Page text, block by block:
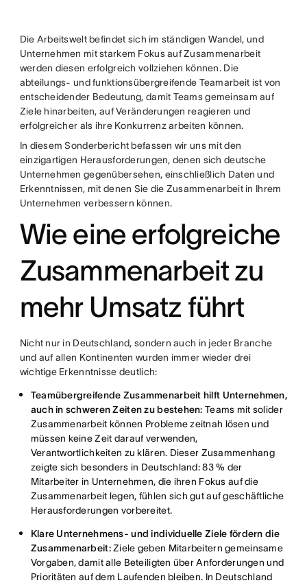
Die Arbeitswelt befindet sich im ständigen Wandel, und
Unternehmen mit starkem Fokus auf Zusammenarbeit
werden diesen erfolgreich vollziehen können. Die
abteilungs- und funktionsübergreifende Teamarbeit ist von
entscheidender Bedeutung, damit Teams gemeinsam auf
Ziele hinarbeiten, auf Veränderungen reagieren und
erfolgreicher als ihre Konkurrenz arbeiten können.
In diesem Sonderbericht befassen wir uns mit den
einzigartigen Herausforderungen, denen sich deutsche
Unternehmen gegenübersehen, einschließlich Daten und
Erkenntnissen, mit denen Sie die Zusammenarbeit in Ihrem
Unternehmen verbessern können.
Wie eine erfolgreiche
Zusammenarbeit zu
mehr Umsatz führt
Nicht nur in Deutschland, sondern auch in jeder Branche
und auf allen Kontinenten wurden immer wieder drei
wichtige Erkenntnisse deutlich:
Teamübergreifende Zusammenarbeit hilft Unternehmen,
auch in schweren Zeiten zu bestehen: Teams mit solider
Zusammenarbeit können Probleme zeitnah lösen und
müssen keine Zeit darauf verwenden,
Verantwortlichkeiten zu klären. Dieser Zusammenhang
zeigte sich besonders in Deutschland: 83 % der
Mitarbeiter in Unternehmen, die ihren Fokus auf die
Zusammenarbeit legen, fühlen sich gut auf geschäftliche
Herausforderungen vorbereitet.
Klare Unternehmens- und individuelle Ziele fördern die
Zusammenarbeit:Ziele geben Mitarbeitern gemeinsame
Vorgaben, damit alle Beteiligten über Anforderungen und
Prioritäten auf dem Laufenden bleiben. In Deutschland